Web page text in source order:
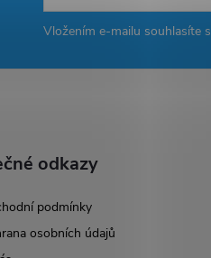
Vložením e-mailu souhlasíte s
odkazy
podmínky
osobních údajů